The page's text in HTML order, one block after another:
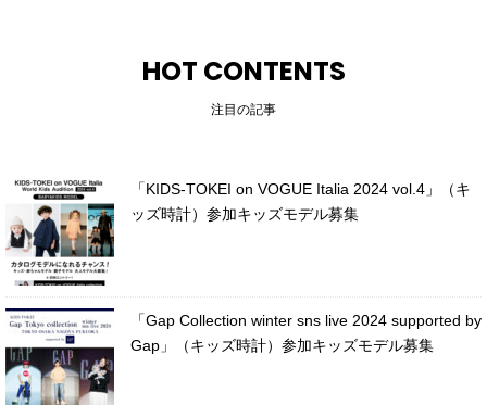
HOT CONTENTS
注目の記事
「KIDS-TOKEI on VOGUE Italia 2024 vol.4」（キ
ッズ時計）参加キッズモデル募集
「Gap Collection winter sns live 2024 supported by
Gap」（キッズ時計）参加キッズモデル募集